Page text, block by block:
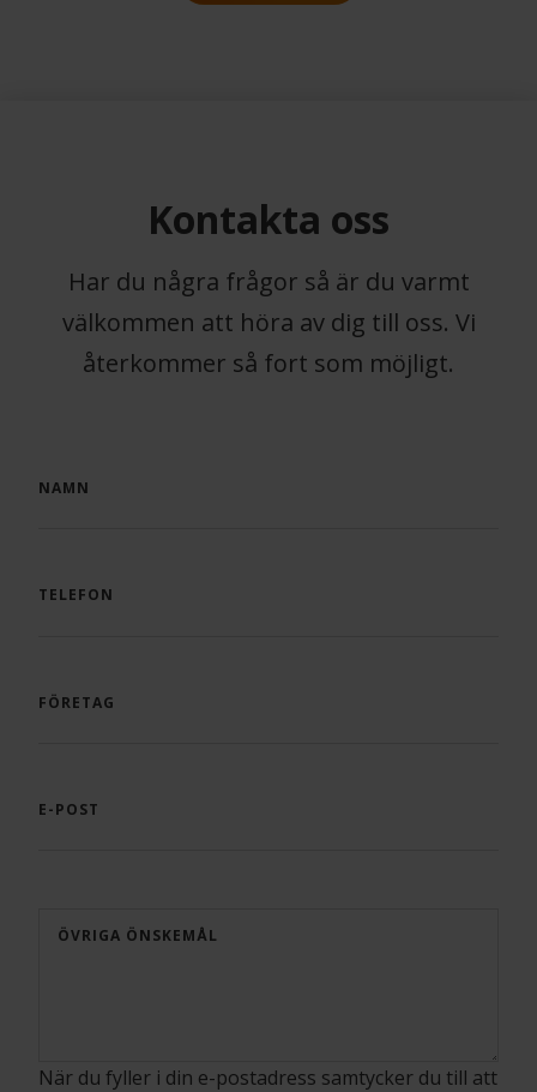
Kontakta oss
Har du några frågor så är du varmt
välkommen att höra av dig till oss. Vi
återkommer så fort som möjligt.
NAMN
TELEFON
FÖRETAG
E-POST
ÖVRIGA ÖNSKEMÅL
När du fyller i din e-postadress samtycker du till att